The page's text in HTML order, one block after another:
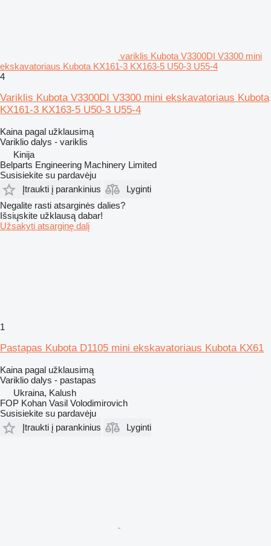
variklis Kubota V3300DI V3300 mini
ekskavatoriaus Kubota KX161-3 KX163-5 U50-3 U55-4
4
Variklis Kubota V3300DI V3300 mini ekskavatoriaus Kubota
KX161-3 KX163-5 U50-3 U55-4
Kaina pagal užklausimą
Variklio dalys - variklis
Kinija
Belparts Engineering Machinery Limited
Susisiekite su pardavėju
Įtraukti į parankinius
Lyginti
Negalite rasti atsarginės dalies?
Išsiųskite užklausą dabar!
Užsakyti atsarginę dalį
1
Pastapas Kubota D1105 mini ekskavatoriaus Kubota KX61
Kaina pagal užklausimą
Variklio dalys - pastapas
Ukraina, Kalush
FOP Kohan Vasil Volodimirovich
Susisiekite su pardavėju
Įtraukti į parankinius
Lyginti